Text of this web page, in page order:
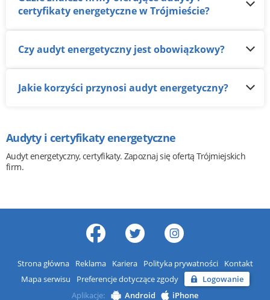
certyfikaty energetyczne w Trójmieście?
Czy audyt energetyczny jest obowiązkowy?
Jakie korzyści przynosi audyt energetyczny?
Audyty i certyfikaty energetyczne
Audyt energetyczny, certyfikaty. Zapoznaj się ofertą Trójmiejskich
firm.
Strona główna Reklama Kariera Polityka prywatności
Kontakt
Mapa serwisu
Preferencje dotyczące zgody
Logowanie
Aplikacje:
Android iPhone